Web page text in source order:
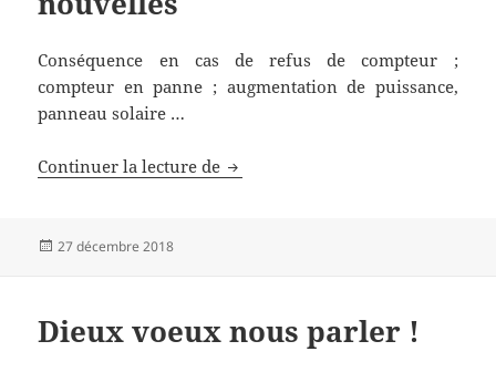
Conséquence en cas de refus de compteur ;
compteur en panne ; augmentation de puissance,
panneau solaire …
Continuer la lecture de Quelques infos utiles … ou
Publié
27 décembre 2018
Dieux voeux nous parler !